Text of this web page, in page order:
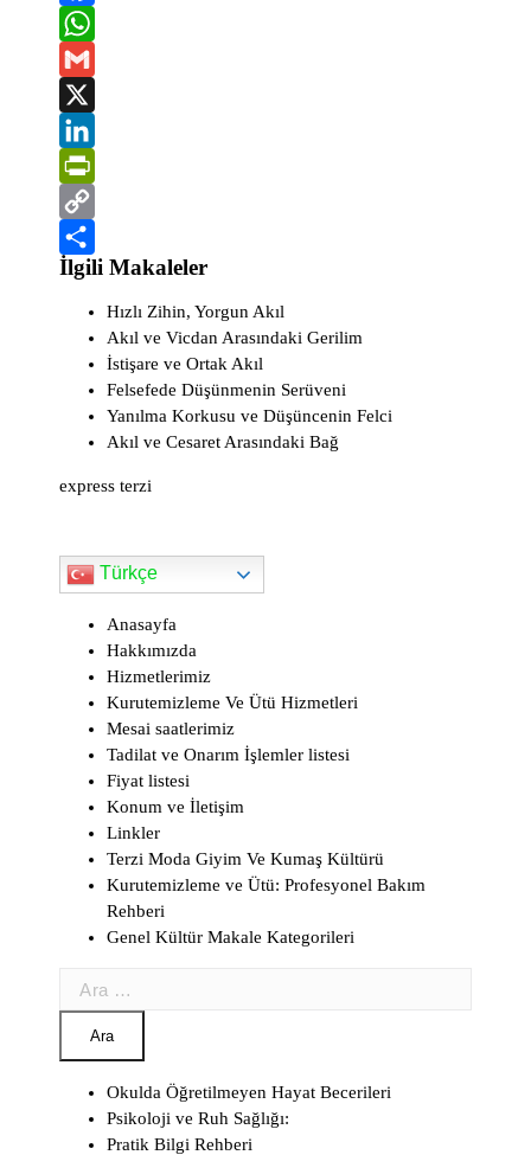
F
a
e
b
o
o
k
W
h
a
s
A
p
G
m
a
X
L
n
k
P
i
e
d
l
C
o
k
S
İlgili Makaleler
Hızlı Zihin, Yorgun Akıl
Akıl ve Vicdan Arasındaki Gerilim
İstişare ve Ortak Akıl
Felsefede Düşünmenin Serüveni
Yanılma Korkusu ve Düşüncenin Felci
Akıl ve Cesaret Arasındaki Bağ
express terzi
Türkçe
Anasayfa
Hakkımızda
Hizmetlerimiz
Kurutemizleme Ve Ütü Hizmetleri
Mesai saatlerimiz
Tadilat ve Onarım İşlemler listesi
Fiyat listesi
Konum ve İletişim
Linkler
Terzi Moda Giyim Ve Kumaş Kültürü
Kurutemizleme ve Ütü: Profesyonel Bakım
Rehberi
Genel Kültür Makale Kategorileri
Arama:
Okulda Öğretilmeyen Hayat Becerileri
Psikoloji ve Ruh Sağlığı:
Pratik Bilgi Rehberi